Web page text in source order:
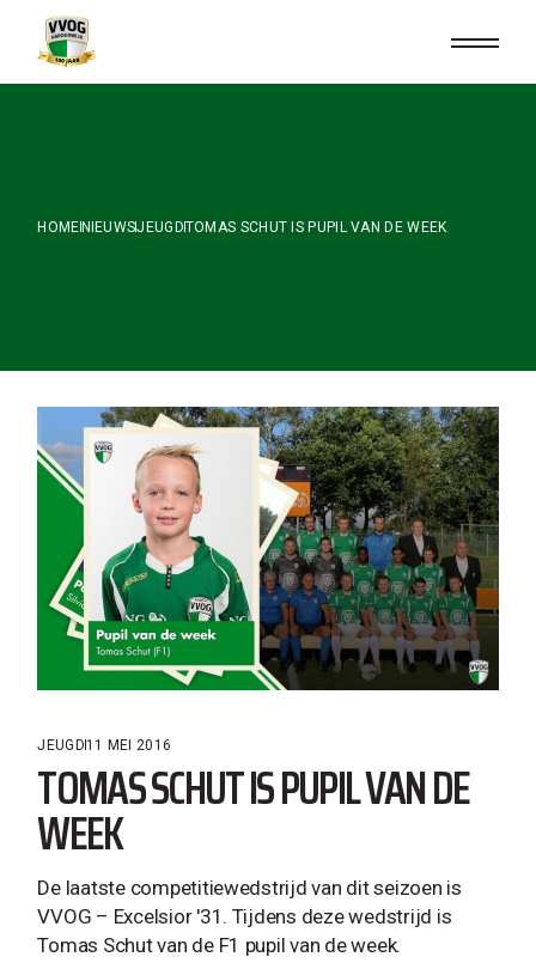
content
HOME NIEUWSJEUGDTOMAS SCHUT IS PUPIL VAN DE WEEK
JEUGD11 MEI 2016
TOMAS SCHUT IS PUPIL VAN DE
WEEK
De laatste competitiewedstrijd van dit seizoen is
VVOG – Excelsior '31. Tijdens deze wedstrijd is
Tomas Schut van de F1 pupil van de week.